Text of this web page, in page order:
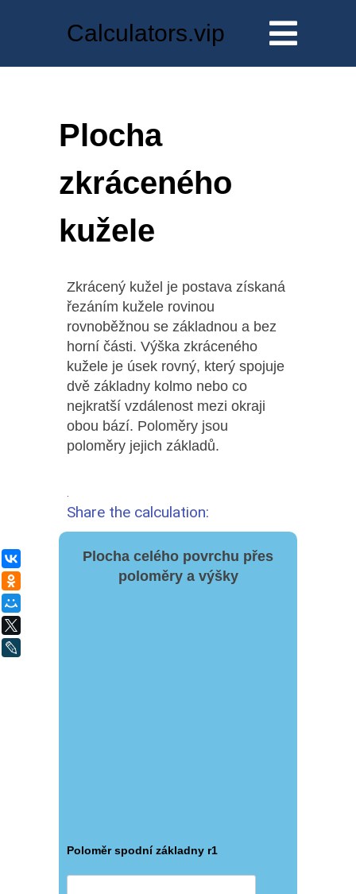
Calculators.vip
Plocha
zkráceného
kužele
Zkrácený kužel je postava získaná
řezáním kužele rovinou
rovnoběžnou se základnou a bez
horní části. Výška zkráceného
kužele je úsek rovný, který spojuje
dvě základny kolmo nebo co
nejkratší vzdálenost mezi okraji
obou bází. Poloměry jsou
poloměry jejich základů.
Share the calculation:
Plocha celého povrchu přes
poloměry a výšky
Poloměr spodní základny r1